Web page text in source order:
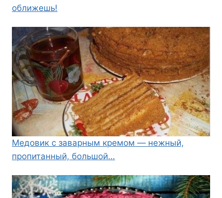
оближешь!
Медовик с заварным кремом — нежный,
пропитанный, большой…